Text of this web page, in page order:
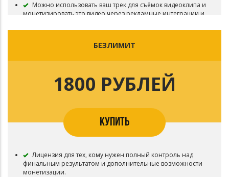
Можно использовать ваш трек для съёмок видеоклипа и
монетизировать это видео через рекламные интеграции и
числе и некоммерческих.
Нельзя добавлять ваш трек в Content ID и другие
системы идентификации контента — там требуются
эксклюзивные права.
БЕЗЛИМИТ
1800 РУБЛЕЙ
КУПИТЬ
Лицензия для тех, кому нужен полный контроль над
финальным результатом и дополнительные возможности
монетизации.